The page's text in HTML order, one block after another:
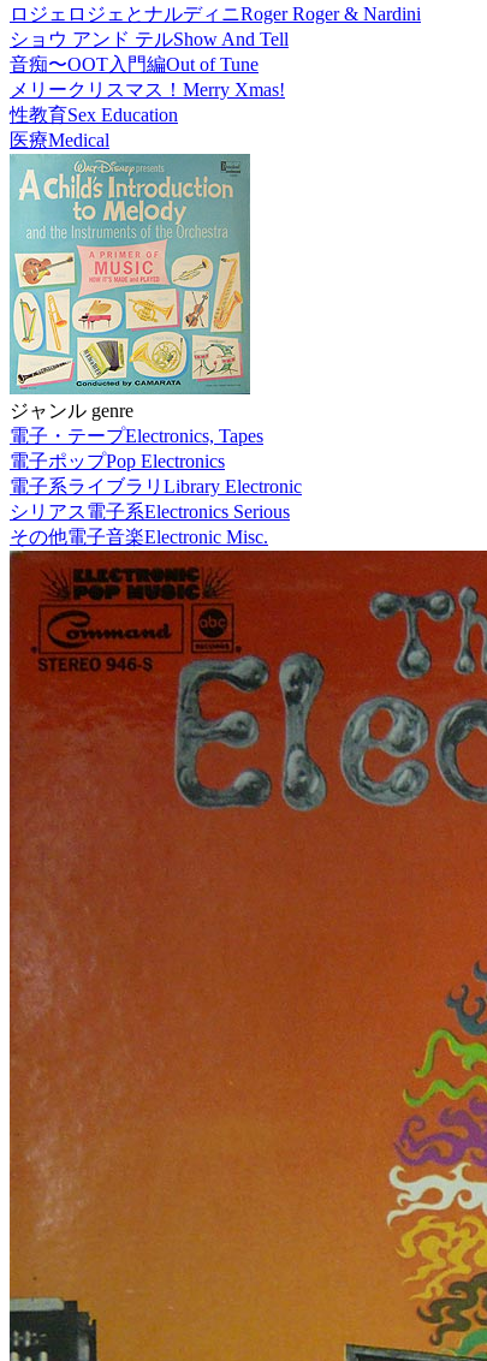
ロジェロジェとナルディニRoger Roger & Nardini
ショウ アンド テルShow And Tell
音痴〜OOT入門編Out of Tune
メリークリスマス！ Merry Xmas!
性教育Sex Education
医療Medical
ジャンル genre
電子・テープElectronics, Tapes
電子ポップPop Electronics
電子系ライブラリ Library Electronic
シリアス電子系Electronics Serious
その他電子音楽Electronic Misc.